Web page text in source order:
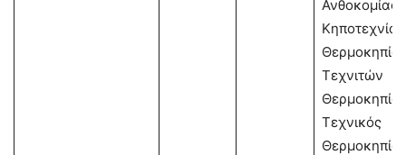
Ανθοκομίας-
Τεχνιτών
Τεχνικός